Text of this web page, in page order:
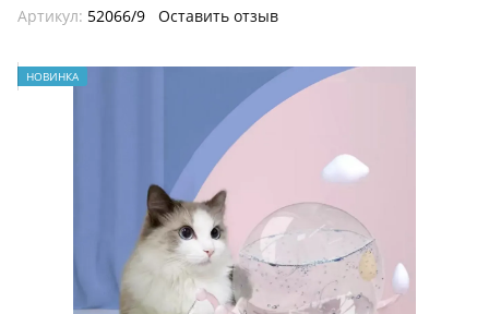
Артикул: 52066/9 Оставить отзыв
НОВИНКА